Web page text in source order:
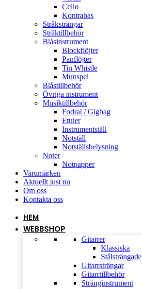
Cello
Kontrabas
Stråksträngar
Stråktillbehör
Blåsinstrument
Blockflöjter
Panflöjter
Tin Whistle
Munspel
Blåstillbehör
Övriga instrument
Musiktillbehör
Fodral / Gigbag
Etuier
Instrumentställ
Notställ
Notställsbelysning
Noter
Notpapper
Varumärken
Aktuellt just nu
Om oss
Kontakta oss
HEM
WEBBSHOP
Gitarrer
Klassiska
Stålsträngade
Gitarrsträngar
Gitarrtillbehör
Stränginstrument